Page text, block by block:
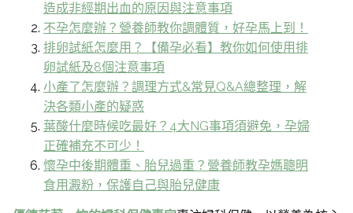
造成非經期出血的原因與注意事項
不孕怎麼辦？營養師教你調體質，好孕馬上到！
排卵試紙怎麼用？【備孕必看】教你如何使用排
卵試紙及8個注意事項
小產了怎麼辦？調理方式&常見Q&A總整理，解
決各類小產的疑惑
葉酸什麼時候吃最好？4大NG事項須避免，孕婦
正確補充不可少！
懷孕中後期體重、胎兒過重？營養師教孕媽聰明
食用澱粉，保護自己與胎兒健康